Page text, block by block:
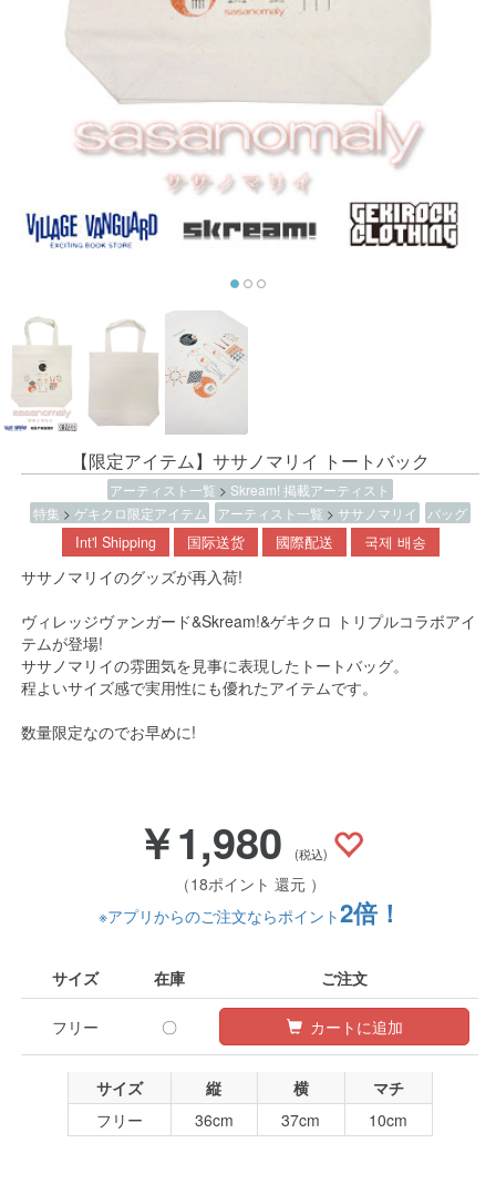
【限定アイテム】ササノマリイ トートバック
アーティスト一覧 > Skream! 掲載アーティスト
特集 > ゲキクロ限定アイテム アーティスト一覧 > ササノマリイ バッグ
Int'l Shipping 国际送货 國際配送 국제 배송
ササノマリイのグッズが再入荷!
ヴィレッジヴァンガード&Skream!&ゲキクロ トリプルコラボアイ
テムが登場!
ササノマリイの雰囲気を見事に表現したトートバッグ。
程よいサイズ感で実用性にも優れたアイテムです。
数量限定なのでお早めに!
￥1,980 (税込)
（18ポイント 還元 ）
※アプリからのご注文ならポイント2倍！
サイズ 在庫 ご注文
フリー 〇 カートに追加
サイズ 縦 横
マチ
フリー
36cm 37cm 10cm